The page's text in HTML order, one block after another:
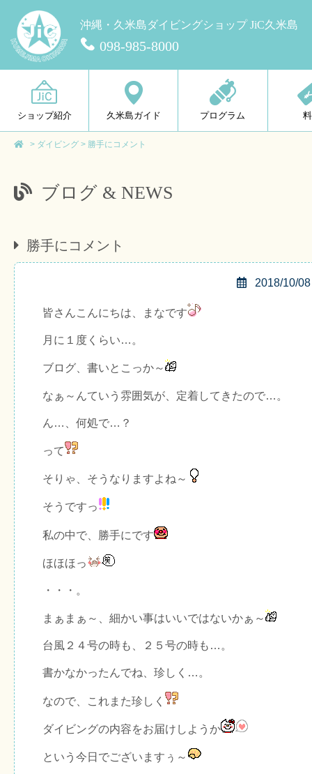
沖縄・久米島ダイビングショップ JiC久米島
098-985-8000
ショップ紹介 久米島ガイド プログラム
> ダイビング > 勝手にコメント
ブログ & NEWS
勝手にコメント
2018/10/08
皆さんこんにちは、まなです
月に１度くらい…。
ブログ、書いとこっか～
なぁ～んていう雰囲気が、定着してきたので…。
ん…、何処で…？
って
そりゃ、そうなりますよね～
そうですっ
私の中で、勝手にです
ほほほっ
・・・。
まぁまぁ～、細かい事はいいではないかぁ～
台風２４号の時も、２５号の時も…。
書かなかったんでね、珍しく…。
なので、これまた珍しく
ダイビングの内容をお届けしようか
という今日でございますぅ～